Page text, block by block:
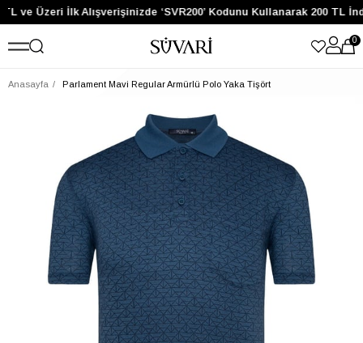
ve Üzeri İlk Alışverişinizde ‘SVR200’ Kodunu Kullanarak 200 TL
0
Anasayfa Parlament Mavi Regular Armürlü Polo Yaka Tişört